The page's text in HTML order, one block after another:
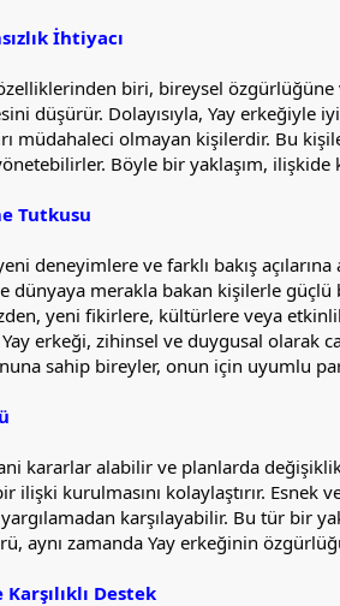
İhtiyacı
biri, bireysel özgürlüğüne
düşürür. Dolayısıyla, Yay erkeğiyle
müdahaleci olmayan kişilerdir. Bu
Böyle bir yaklaşım, ilişkide
Tutkusu
deneyimlere ve farklı bakış
dünyaya merakla bakan kişilerle
yeni fikirlere, kültürlere veya
erkeği, zihinsel ve duygusal olarak
sahip bireyler, onun için uyumlu
kararlar alabilir ve planlarda
ilişki kurulmasını kolaylaştırır.
karşılayabilir. Bu tür bir
aynı zamanda Yay erkeğinin
Destek